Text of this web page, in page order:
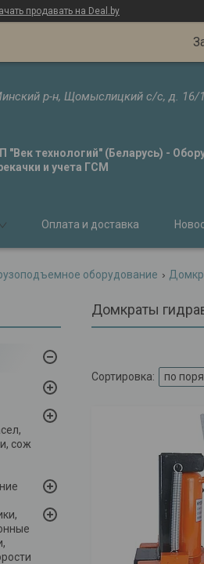
продавать на Deal.by
р-н, Щомыслицкий с/с, д.
"Век технологий" (Беларусь) -
и учета ГСМ
Оплата и доставка
оборудование
сож
Домкраты